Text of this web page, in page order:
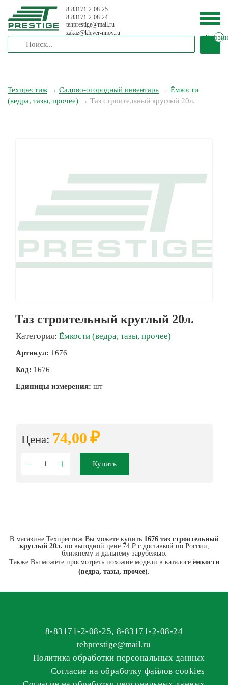
8-83171-2-08-25
8-83171-2-08-24
tehprestige@mail.ru
zakaz@klever-nnov.ru
Техпрестиж → Садово-огородный инвентарь → Ёмкости
(ведра, тазы, прочее) → Таз строительный круглый 20л.
Таз строительный круглый 20л.
Категория: Ёмкости (ведра, тазы, прочее)
Артикул: 1676
Код: 1676
Единицы измерения: шт
Цена: 74,00 ₽
Купить
В магазине Техпрестиж Вы можете купить 1676 таз строительный
круглый 20л. по выгодной цене 74 ₽ с доставкой по России,
ближнему и дальнему зарубежью.
Также Вы можете просмотреть похожие модели в каталоге ёмкости
(ведра, тазы, прочее).
8-83171-2-08-25, 8-83171-2-08-24
tehprestige@mail.ru
Политика обработки персональных данных
Согласие на обработку файлов cookies